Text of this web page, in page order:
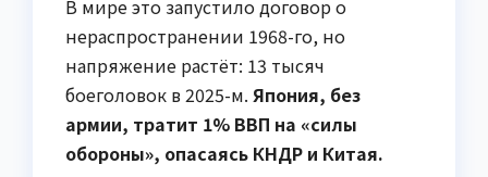
В мире это запустило договор о
нераспространении 1968-го, но
напряжение растёт: 13 тысяч
боеголовок в 2025-м. Япония, без
армии, тратит 1% ВВП на «силы
обороны», опасаясь КНДР и Китая.